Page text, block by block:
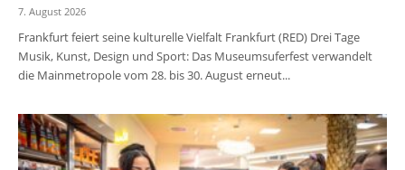
7. August 2026
Frankfurt feiert seine kulturelle Vielfalt Frankfurt (RED) Drei Tage
Musik, Kunst, Design und Sport: Das Museumsuferfest verwandelt
die Mainmetropole vom 28. bis 30. August erneut...